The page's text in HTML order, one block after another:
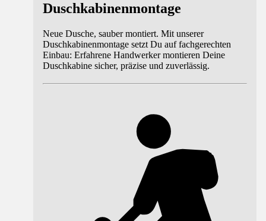
Duschkabinenmontage
Neue Dusche, sauber montiert. Mit unserer
Duschkabinenmontage setzt Du auf fachgerechten
Einbau: Erfahrene Handwerker montieren Deine
Duschkabine sicher, präzise und zuverlässig.